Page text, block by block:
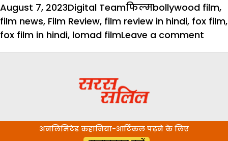
Posted
on
August 7, 2023Author
Digital TeamCategories
फिल्मTags
bollywood film,
film news, Film Review, film review in hindi, fox film,
fox film in hindi, lomad filmLeave a comment
अनलिमिटेड कहानियां-आर्टिकल पढ़ने के लिए